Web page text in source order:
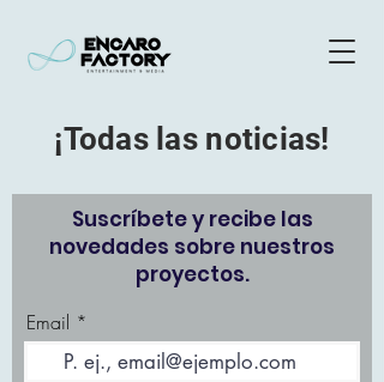
¡Todas las noticias!
Suscríbete y recibe las
novedades sobre nuestros
proyectos.
Email